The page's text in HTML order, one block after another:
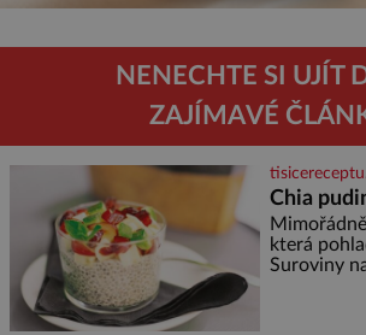
NENECHTE SI UJÍT
ZAJÍMAVÉ
Chia
která
Suroviny na 4